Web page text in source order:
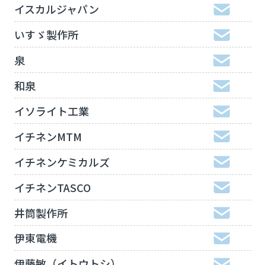
イスカルジャパン
いすゞ製作所
泉
和泉
イソライト工業
イチネンMTM
イチネンケミカルズ
イチネンTASCO
井筒製作所
伊東電機